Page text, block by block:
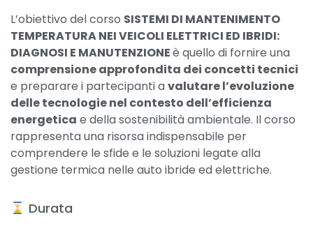
L’obiettivo del corso SISTEMI DI MANTENIMENTO
TEMPERATURA NEI VEICOLI ELETTRICI ED IBRIDI:
DIAGNOSI E MANUTENZIONEè quello di fornire una
comprensione approfondita dei concetti tecnici
e preparare i partecipanti avalutare l’evoluzione
delle tecnologie nel contesto dell’efficienza
energetica e della sostenibilità ambientale. Il corso
rappresenta una risorsa indispensabile per
comprendere le sfide e le soluzioni legate alla
gestione termica nelle auto ibride ed elettriche.
​ Durata